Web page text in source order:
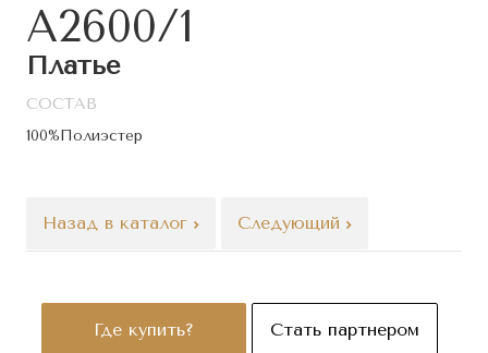
А2600/1
Платье
СОСТАВ
100%Полиэстер
Назад в каталог Следующий
Где купить? Стать партнером